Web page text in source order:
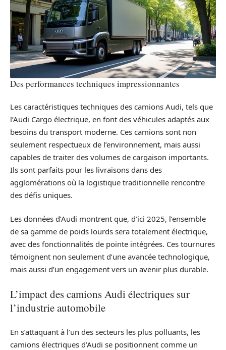
Des performances techniques impressionnantes
Les caractéristiques techniques des camions Audi, tels que
l’Audi Cargo électrique, en font des véhicules adaptés aux
besoins du transport moderne. Ces camions sont non
seulement respectueux de l’environnement, mais aussi
capables de traiter des volumes de cargaison importants.
Ils sont parfaits pour les livraisons dans des
agglomérations où la logistique traditionnelle rencontre
des défis uniques.
Les données d’Audi montrent que, d’ici 2025, l’ensemble
de sa gamme de poids lourds sera totalement électrique,
avec des fonctionnalités de pointe intégrées. Ces tournures
témoignent non seulement d’une avancée technologique,
mais aussi d’un engagement vers un avenir plus durable.
L’impact des camions Audi électriques sur
l’industrie automobile
En s’attaquant à l’un des secteurs les plus polluants, les
camions électriques d’Audi se positionnent comme un